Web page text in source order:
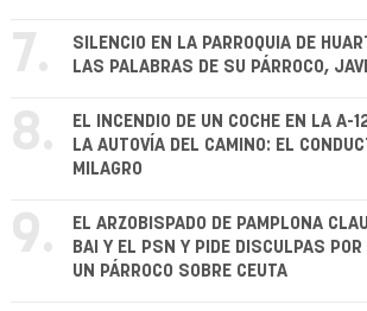
7.
SILENCIO EN LA PARROQUIA DE
LAS PALABRAS DE SU PÁRROCO,
8.
EL INCENDIO DE UN COCHE EN LA A-
LA AUTOVÍA DEL CAMINO: EL
MILAGRO
9.
EL ARZOBISPADO DE PAMPLONA
BAI Y EL PSN Y PIDE DISCULPAS
UN PÁRROCO SOBRE CEUTA